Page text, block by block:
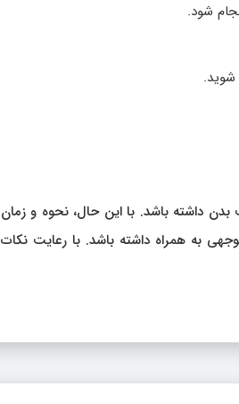
شود.
شوید.
داشته باشد. با این حال، نحوه و زمان
به همراه داشته باشد. با رعایت نکات